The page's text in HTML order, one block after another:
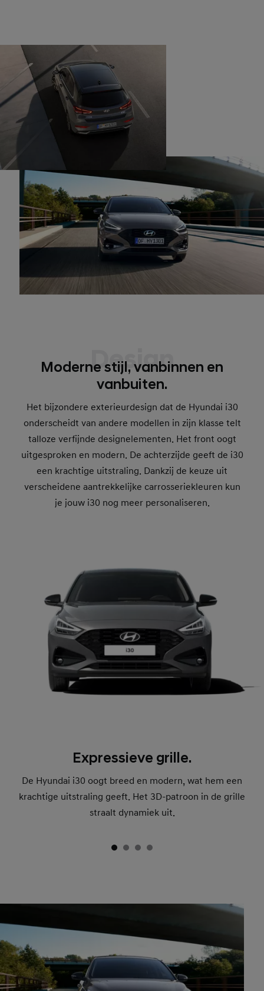
Design
Moderne stijl, vanbinnen en
vanbuiten.
Het bijzondere exterieurdesign dat de Hyundai i30
onderscheidt van andere modellen in zijn klasse telt
talloze verfijnde designelementen. Het front oogt
uitgesproken en modern. De achterzijde geeft de i30
een krachtige uitstraling. Dankzij de keuze uit
verscheidene aantrekkelijke carrosseriekleuren kun
je jouw i30 nog meer personaliseren.
Expressieve grille.
De Hyundai i30 oogt breed en modern, wat hem een
krachtige uitstraling geeft. Het 3D-patroon in de grille
straalt dynamiek uit.